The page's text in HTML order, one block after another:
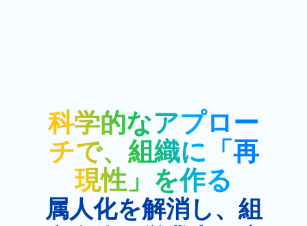
科学的なアプロー
チで、組織に「再
現性」を作る
属人化を解消し、組